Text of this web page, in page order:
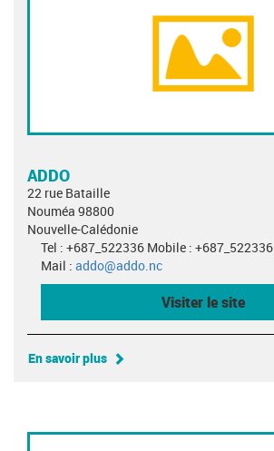
ADDO
22 rue Bataille
Nouméa 98800
Nouvelle-Calédonie
Tel : +687_522336 Mobile : +687_522336
Mail : addo@addo.nc
Visiter le site
En savoir plus